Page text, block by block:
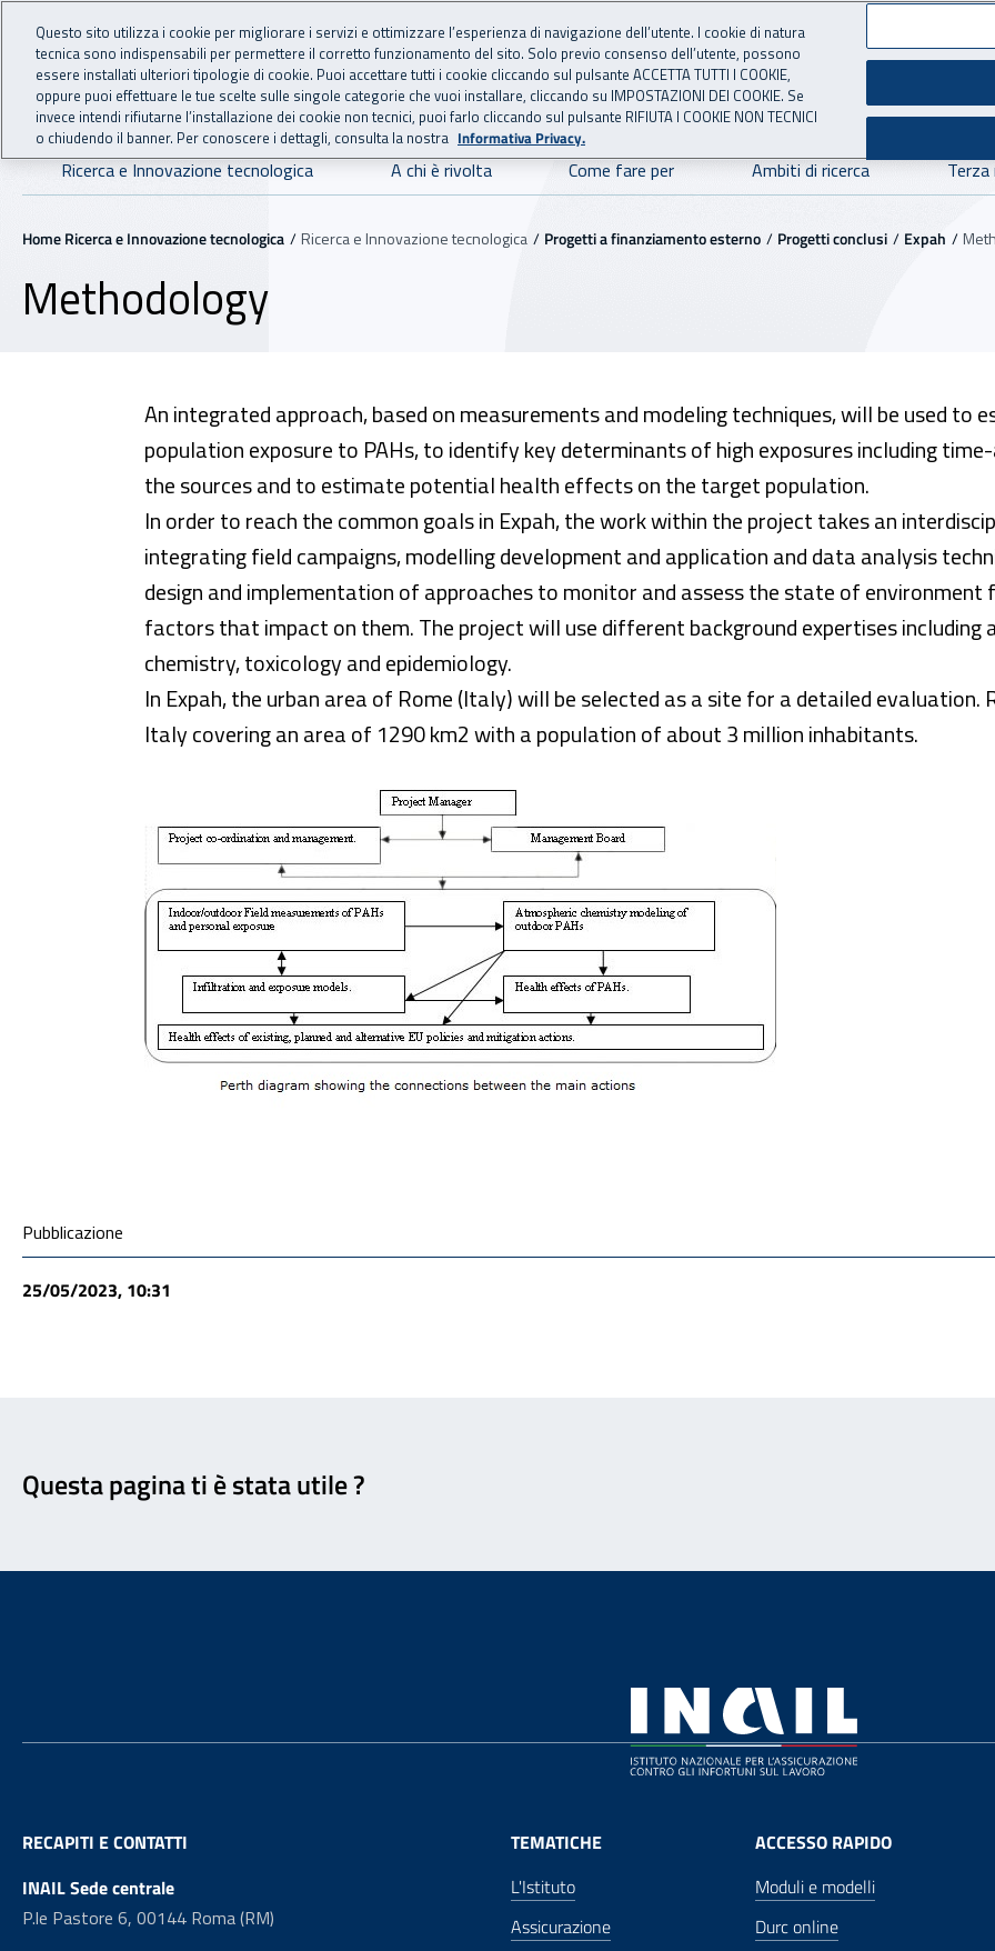
Vai al menu principale
Vai al contenuto principale
INAIL - Istituto Nazionale per l'Assicurazione
RICERCA E INNOVAZIONE TECNOLOGICA
Navigazione principale
Ricerca e Innovazione tecnologica A chi è rivolta Come fare per Ambiti di ricerca Terza
Navigazione - Ti trovi in:
Home Ricerca e Innovazione tecnologica Ricerca e Innovazione tecnologica Progetti a finanziamento esterno Progetti conclusi Expah
Methodology
An integrated approach, based on measurements and modeling techniques, will be used
population exposure to PAHs, to identify key determinants of high exposures including
the sources and to estimate potential health effects on the target population.
In order to reach the common goals in Expah, the work within the project takes an
integrating field campaigns, modelling development and application and data analysis
design and implementation of approaches to monitor and assess the state of environment
factors that impact on them. The project will use different background expertises including
chemistry, toxicology and epidemiology.
In Expah, the urban area of Rome (Italy) will be selected as a site for a detailed evaluation.
Italy covering an area of 1290 km2 with a population of about 3 million inhabitants.
Condivisione social
Pubblicazione
25/05/2023, 10:31
Questa pagina ti è stata utile ?
RECAPITI E CONTATTI
INAIL Sede centrale
P.le Pastore 6, 00144 Roma (RM)
TEMATICHE
L'Istituto
Assicurazione
ACCESSO RAPIDO
Moduli e modelli
Durc online
Questo sito utilizza i cookie per migliorare i servizi e ottimizzare l’esperienza di navigazione dell’utente. I cookie di natura
tecnica sono indispensabili per permettere il corretto funzionamento del sito. Solo previo consenso dell’utente, possono
essere installati ulteriori tipologie di cookie. Puoi accettare tutti i cookie cliccando sul pulsante ACCETTA TUTTI I COOKIE,
oppure puoi effettuare le tue scelte sulle singole categorie che vuoi installare, cliccando su IMPOSTAZIONI DEI COOKIE. Se
invece intendi rifiutarne l’installazione dei cookie non tecnici, puoi farlo cliccando sul pulsante RIFIUTA I COOKIE NON TECNICI
o chiudendo il banner. Per conoscere i dettagli, consulta la nostra Informativa Privacy.